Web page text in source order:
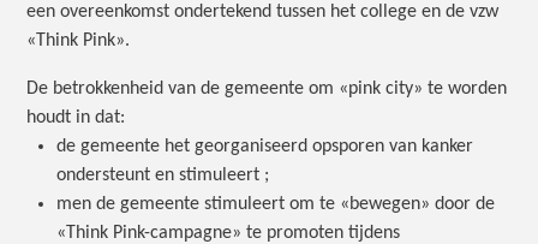
een overeenkomst ondertekend tussen het college en de vzw
«Think Pink».
De betrokkenheid van de gemeente om «pink city» te worden
houdt in dat:
de gemeente het georganiseerd opsporen van kanker
ondersteunt en stimuleert ;
men de gemeente stimuleert om te «bewegen» door de
«Think Pink-campagne» te promoten tijdens